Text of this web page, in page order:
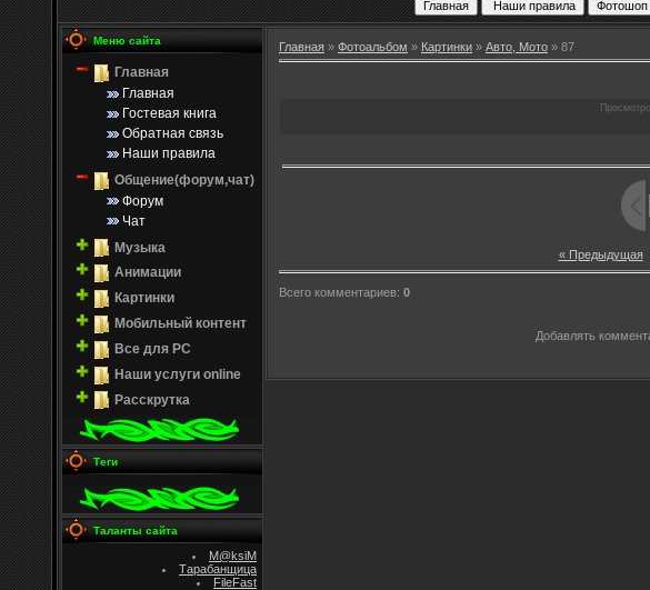
Меню сайта
Главная
Главная
Гостевая книга
Обратная связь
Наши правила
Общение(форум,чат)
Форум
Чат
Музыка
Анимации
Картинки
Мобильный контент
Все для PC
Наши услуги online
Расскрутка
Теги
Таланты сайта
M@ksiM
Тарабанщица
FileFast
Главная » Фотоальбом » Картинки » Авто, Мото » 87
« Предыдущая
Всего комментариев: 0
Добавлять